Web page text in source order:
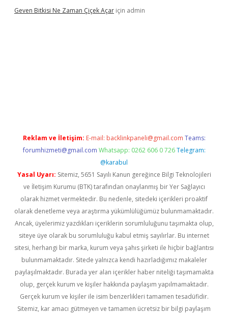
Geven Bitkisi Ne Zaman Çiçek Açar için admin
Reklam ve İletişim: E-mail: backlinkpaneli@gmail.com Teams:
forumhizmeti@gmail.com Whatsapp: 0262 606 0 726 Telegram:
@karabul
Yasal Uyarı: Sitemiz, 5651 Sayılı Kanun gereğince Bilgi Teknolojileri
ve İletişim Kurumu (BTK) tarafından onaylanmış bir Yer Sağlayıcı
olarak hizmet vermektedir. Bu nedenle, sitedeki içerikleri proaktif
olarak denetleme veya araştırma yükümlülüğümüz bulunmamaktadır.
Ancak, üyelerimiz yazdıkları içeriklerin sorumluluğunu taşımakta olup,
siteye üye olarak bu sorumluluğu kabul etmiş sayılırlar. Bu internet
sitesi, herhangi bir marka, kurum veya şahıs şirketi ile hiçbir bağlantısı
bulunmamaktadır. Sitede yalnızca kendi hazırladığımız makaleler
paylaşılmaktadır. Burada yer alan içerikler haber niteliği taşımamakta
olup, gerçek kurum ve kişiler hakkında paylaşım yapılmamaktadır.
Gerçek kurum ve kişiler ile isim benzerlikleri tamamen tesadüfidir.
Sitemiz, kar amacı gütmeyen ve tamamen ücretsiz bir bilgi paylaşım